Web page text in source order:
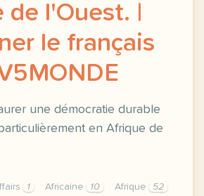
l'Ouest. |
le français
une démocratie durable
en Afrique de
1 Africaine 10 Afrique
52